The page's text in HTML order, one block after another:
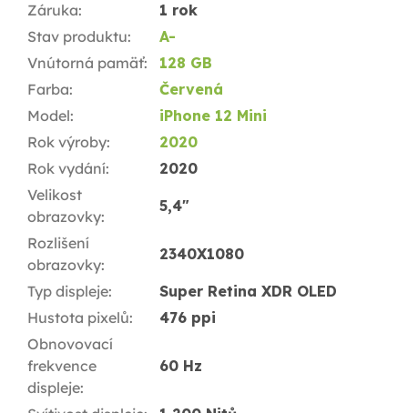
Záruka:
1 rok
Stav produktu:
A-
Vnútorná pamäť:
128 GB
Farba:
Červená
Model:
iPhone 12 Mini
Rok výroby:
2020
Rok vydání:
2020
Velikost
obrazovky:
5,4"
Rozlišení
obrazovky:
2340X1080
Typ displeje:
Super Retina XDR OLED
Hustota pixelů:
476 ppi
Obnovovací
frekvence
displeje:
60 Hz